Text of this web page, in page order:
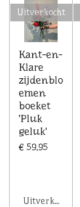
Uitverkocht
Kant-en-
Klare
zijdenblo
emen
boeket
'Pluk
geluk'
€ 59,95
Uitverkocht